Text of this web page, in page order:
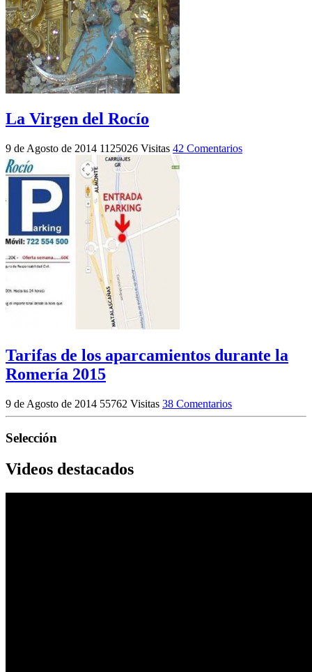
La Virgen del Rocío
9 de Agosto de 2014 1125026 Visitas 42 Comentarios
Tarifas de los aparcamientos durante la
Romería 2015
9 de Agosto de 2014 55762 Visitas 38 Comentarios
Selección
Videos destacados